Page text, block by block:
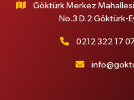
Göktürk Merkez
No.3 D.2 Göktürk-
0212 322 17